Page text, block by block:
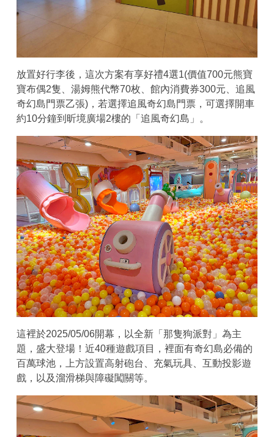
放置好行李後，這次方案有享好禮4選1(價值700元熊寶
寶布偶2隻、湯姆熊代幣70枚、館內消費券300元、追風
奇幻島門票乙張)，若選擇追風奇幻島門票，可選擇開車
約10分鐘到昕境廣場2樓的「追風奇幻島」。
這裡於2025/05/06開幕，以全新「那隻狗派對」為主
題，盛大登場！近40種遊戲項目，裡面有奇幻島必備的
百萬球池，上方設置高射砲台、充氣玩具、互動投影遊
戲，以及溜滑梯與障礙闖關等。